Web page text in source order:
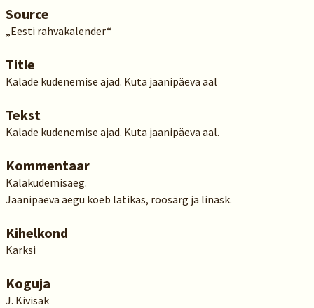
Source
„Eesti rahvakalender“
Title
Kalade kudenemise ajad. Kuta jaanipäeva aal
Tekst
Kalade kudenemise ajad. Kuta jaanipäeva aal.
Kommentaar
Kalakudemisaeg.
Jaanipäeva aegu koeb latikas, roosärg ja linask.
Kihelkond
Karksi
Koguja
J. Kivisäk